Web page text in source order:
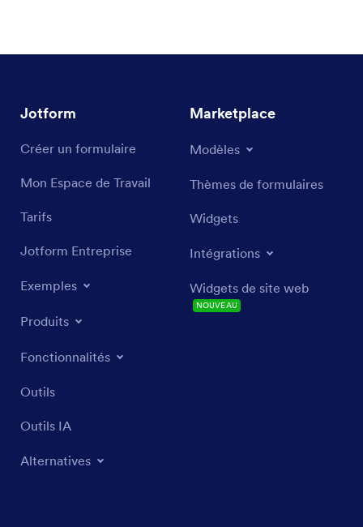
Jotform
Créer un formulaire
Mon Espace de Travail
Tarifs
Jotform Entreprise
Exemples
Produits
Fonctionnalités
Outils
Outils IA
Alternatives
Marketplace
Modèles
Thèmes de formulaires
Widgets
Intégrations
Widgets de site web
NOUVEAU